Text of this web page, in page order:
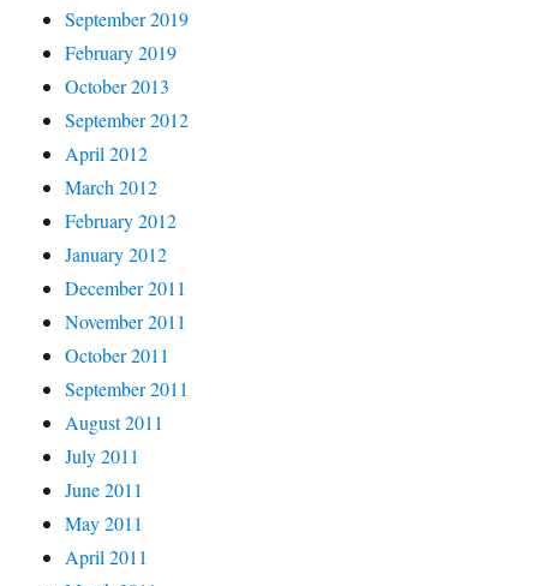
September 2019
February 2019
October 2013
September 2012
April 2012
March 2012
February 2012
January 2012
December 2011
November 2011
October 2011
September 2011
August 2011
July 2011
June 2011
May 2011
April 2011